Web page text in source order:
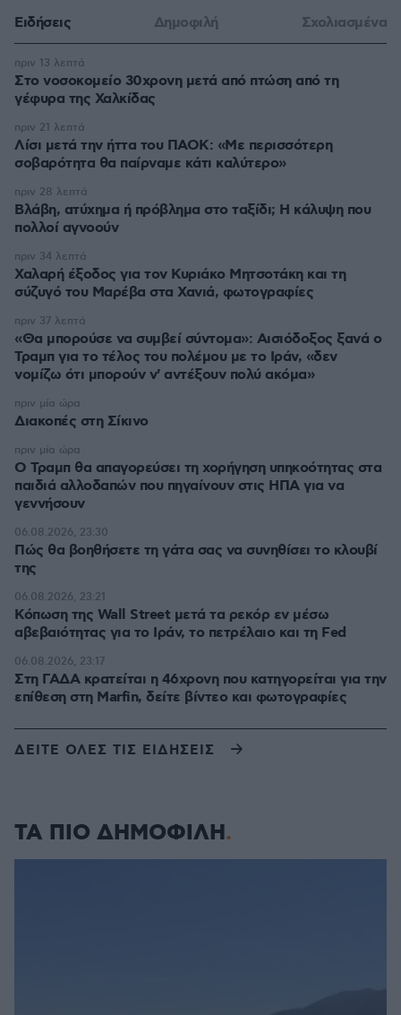
Ειδήσεις Δημοφιλή Σχολιασμένα
Στο νοσοκομείο 30χρονη μετά από πτώση από τη
γέφυρα της Χαλκίδας
πριν 13 λεπτά
Λίσι μετά την ήττα του ΠΑΟΚ: «Με περισσότερη
σοβαρότητα θα παίρναμε κάτι καλύτερο»
πριν 21 λεπτά
Βλάβη, ατύχημα ή πρόβλημα στο ταξίδι; Η κάλυψη που
πολλοί αγνοούν
πριν 28 λεπτά
Χαλαρή έξοδος για τον Κυριάκο Μητσοτάκη και τη
σύζυγό του Μαρέβα στα Χανιά, φωτογραφίες
πριν 34 λεπτά
«Θα μπορούσε να συμβεί σύντομα»: Αισιόδοξος ξανά ο
Τραμπ για το τέλος του πολέμου με το Ιράν, «δεν
νομίζω ότι μπορούν ν' αντέξουν πολύ ακόμα»
πριν 37 λεπτά
Διακοπές στη Σίκινο
πριν μία ώρα
Ο Τραμπ θα απαγορεύσει τη χορήγηση υπηκοότητας στα
παιδιά αλλοδαπών που πηγαίνουν στις ΗΠΑ για να
γεννήσουν
πριν μία ώρα
Πώς θα βοηθήσετε τη γάτα σας να συνηθίσει το κλουβί
της
06.08.2026, 23:30
Κόπωση της Wall Street μετά τα ρεκόρ εν μέσω
αβεβαιότητας για το Ιράν, το πετρέλαιο και τη Fed
06.08.2026, 23:21
Στη ΓΑΔΑ κρατείται η 46χρονη που κατηγορείται για την
επίθεση στη Marfin, δείτε βίντεο και φωτογραφίες
06.08.2026, 23:17
ΔΕΙΤΕ ΟΛΕΣ ΤΙΣ ΕΙΔΗΣΕΙΣ
ΤΑ ΠΙΟ ΔΗΜΟΦΙΛΗ